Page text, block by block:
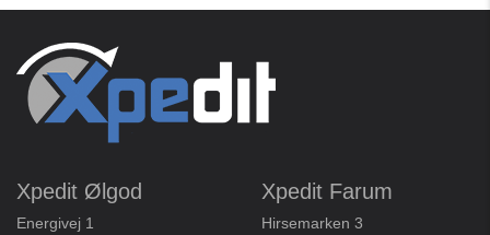
Xpedit Ølgod
Energivej 1
Xpedit Farum
Hirsemarken 3